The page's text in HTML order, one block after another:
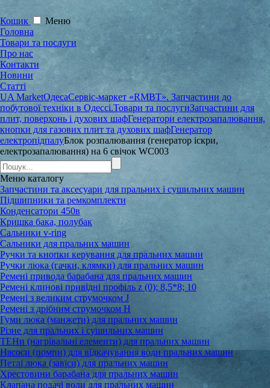
Кошик
Меню
Головна
Товари та послуги
Про нас
Контакти
Новини
Статті
UA MarketОдесаСервіс-маркет «RMBT». Запчастини до
побутової техніки в Одессі.Товари та послугиЗапчастини для
плит, поверхонь і духових шафГенератори електрозапалювання,
кнопки для газових плит та духових шафГенератор
електропідпалуБлок розпалювання (генератор іскри,
електрозапалювання) на 6 свічок WC003
Меню каталогу
Запчастини та аксесуари для пральних і сушильних машин
Підшипники та ремкомплекти
Конденсатори 450в
Кришка бака, полубак
Сальники v-ring
Сальники для пральних машин
Ручки та кнопки керування для пральних машин
Ручки люка (гачки, клямки) для пральних машин
Ремені привода барабана для пральних машин
Ремені клинові привідні профіль z (0); 8,5*8; 10
Ремені з великим струмочком J
Ремені з дрібним струмочком Н
Гуми люка (манжети) для пральних машин
Різне для пральних і сушильних машин
ТЕНи (нагрівальні елементи) для пральних машин
Насоси (помпи) для відкачування води пральних машин
Петлі люка (завіси) для пральних машин
Хрестовини барабана для пральних машин
Клапана подачі води для пральних машин